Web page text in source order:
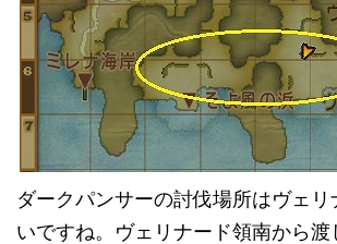
ダークパンサーの討伐場所はヴェ
いですね。ヴェリナード領南から渡